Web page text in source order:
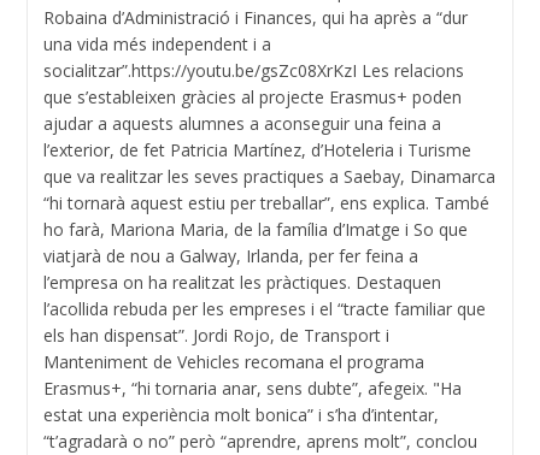
Robaina d’Administració i Finances, qui ha après a “dur
una vida més independent i a
socialitzar”.https://youtu.be/gsZc08XrKzI Les relacions
que s’estableixen gràcies al projecte Erasmus+ poden
ajudar a aquests alumnes a aconseguir una feina a
l’exterior, de fet Patricia Martínez, d’Hoteleria i Turisme
que va realitzar les seves practiques a Saebay, Dinamarca
“hi tornarà aquest estiu per treballar”, ens explica. També
ho farà, Mariona Maria, de la família d’Imatge i So que
viatjarà de nou a Galway, Irlanda, per fer feina a
l’empresa on ha realitzat les pràctiques. Destaquen
l’acollida rebuda per les empreses i el “tracte familiar que
els han dispensat”. Jordi Rojo, de Transport i
Manteniment de Vehicles recomana el programa
Erasmus+, “hi tornaria anar, sens dubte”, afegeix. "Ha
estat una experiència molt bonica” i s’ha d’intentar,
“t’agradarà o no” però “aprendre, aprens molt”, conclou